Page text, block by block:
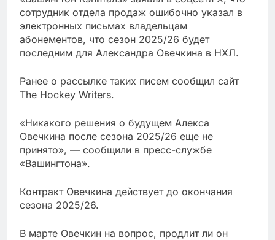
сотрудник отдела продаж ошибочно указал в
электронных письмах владельцам
абонементов, что сезон 2025/26 будет
последним для Александра Овечкина в НХЛ.
Ранее о рассылке таких писем сообщил сайт
The Hockey Writers.
«Никакого решения о будущем Алекса
Овечкина после сезона 2025/26 еще не
принято», — сообщили в пресс-службе
«Вашингтона».
Контракт Овечкина действует до окончания
сезона 2025/26.
В марте Овечкин на вопрос, продлит ли он